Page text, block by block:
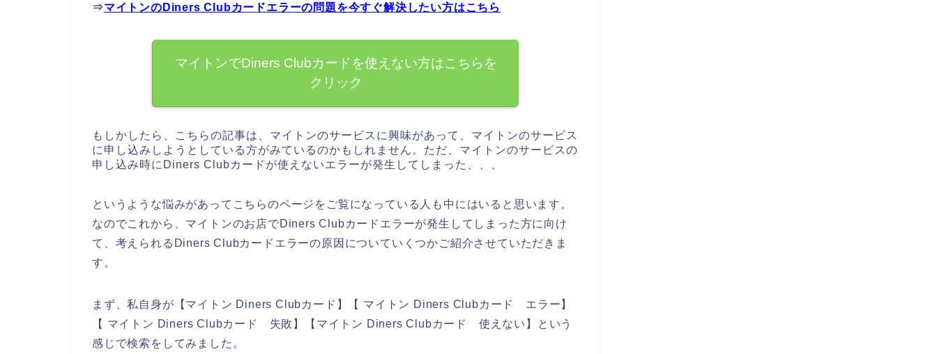
⇒マイトンのDiners Clubカードエラーの問題を今すぐ解決したい方はこちら
マイトンでDiners Clubカードを使えない方はこちらを
クリック
もしかしたら、こちらの記事は、マイトンのサービスに興味があって、マイトンのサービス
に申し込みしようとしている方がみているのかもしれません。ただ、マイトンのサービスの
申し込み時にDiners Clubカードが使えないエラーが発生してしまった、、、
というような悩みがあってこちらのページをご覧になっている人も中にはいると思います。
なのでこれから、マイトンのお店でDiners Clubカードエラーが発生してしまった方に向け
て、考えられるDiners Clubカードエラーの原因についていくつかご紹介させていただきま
す。
まず、私自身が【マイトン Diners Clubカード】【 マイトン Diners Clubカード エラー】
【 マイトン Diners Clubカード 失敗】【マイトン Diners Clubカード 使えない】という
感じで検索をしてみました。